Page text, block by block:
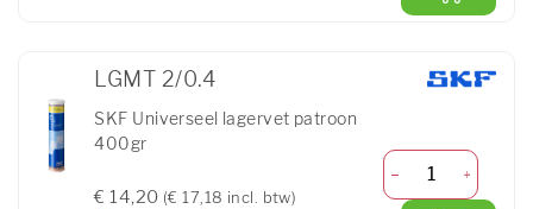
LGMT 2/0.4
SKF Universeel lagervet patroon
400gr
€ 14,20 (€ 17,18 incl. btw)